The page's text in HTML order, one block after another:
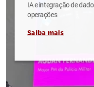
IA e integração de
operações
Saiba mais